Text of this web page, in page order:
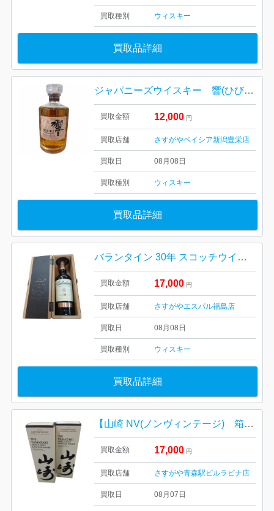
買取種別 ウィスキー
買取品詳細
ジャパニーズウイスキー 響(ひびき）BLENDER’S CHOICE（ブレンダーズ チョイス）
買取金額 12,000 円
買取店舗 さすがやベイシア新潟豊栄店
買取日 08月08日
買取種別 ウィスキー
買取品詳細
バランタイン 30年 スコッチウイスキー
買取金額 17,000 円
買取店舗 さすがやエスパル福島店
買取日 08月08日
買取種別 ウィスキー
買取品詳細
【山崎 NV(ノンヴィンテージ) 箱有り完備/お酒・ジャパニーズウイスキー・40度・700ml・ホログラム付き】
買取金額 17,000 円
買取店舗 さすがや青森駅ビルラビナ店
買取日 08月07日